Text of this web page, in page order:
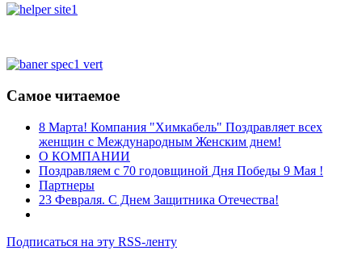
Самое читаемое
8 Марта! Компания "Химкабель" Поздравляет всех
женщин с Международным Женским днем!
О КОМПАНИИ
Поздравляем с 70 годовщиной Дня Победы 9 Мая !
Партнеры
23 Февраля. С Днем Защитника Отечества!
Подписаться на эту RSS-ленту